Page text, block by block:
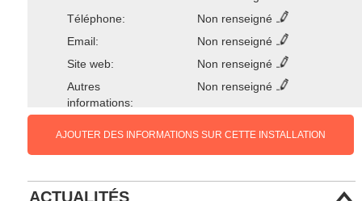
Téléphone:
Non renseigné
Email:
Non renseigné
Site web:
Non renseigné
Autres
informations:
Non renseigné
AJOUTER DES INFORMATIONS SUR CETTE INSTALLATION
ACTUALITÉS